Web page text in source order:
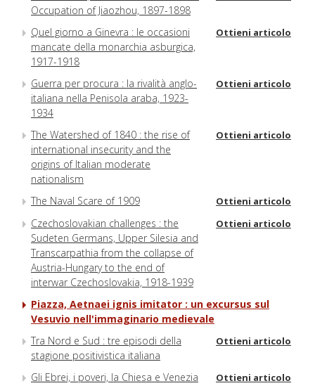
Occupation of Jiaozhou, 1897-1898
Quel giorno a Ginevra : le occasioni
mancate della monarchia asburgica,
1917-1918
Ottieni articolo
Guerra per procura : la rivalità anglo-
italiana nella Penisola araba, 1923-
1934
Ottieni articolo
The Watershed of 1840 : the rise of
international insecurity and the
origins of Italian moderate
nationalism
Ottieni articolo
The Naval Scare of 1909 Ottieni articolo
Czechoslovakian challenges : the
Sudeten Germans, Upper Silesia and
Transcarpathia from the collapse of
Austria-Hungary to the end of
interwar Czechoslovakia, 1918-1939
Ottieni articolo
Piazza, Aetnaei ignis imitator : un excursus sul
Vesuvio nell'immaginario medievale
Tra Nord e Sud : tre episodi della
stagione positivistica italiana
Ottieni articolo
Gli Ebrei, i poveri, la Chiesa e Venezia
Ottieni articolo